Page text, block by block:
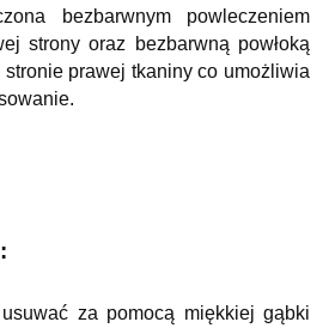
bezbarwnym powleczeniem
strony oraz bezbarwną powłoką
prawej tkaniny co umożliwia
za pomocą miękkiej gąbki